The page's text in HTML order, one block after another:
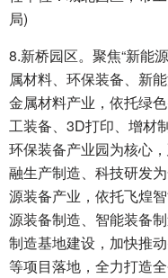
局)
8.新桥园区。聚焦“新能
属材料、环保装备、新
金属材料产业，依托绿
工装备、3D打印、增材
环保装备产业园为核心
融生产制造、科技研发
源装备产业，依托飞煌
源装备制造、智能装备
制造基地建设，加快推
等项目落地，全力打造